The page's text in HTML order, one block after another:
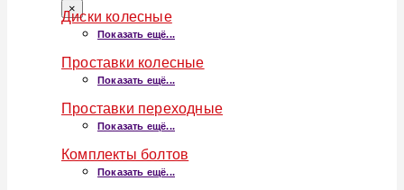
×
Диски колесные
Показать ещё...
Проставки колесные
Показать ещё...
Проставки переходные
Показать ещё...
Комплекты болтов
Показать ещё...